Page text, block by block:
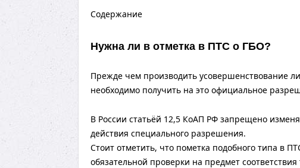
Содержание
Нужна ли в отметка в ПТС о ГБО?
Прежде чем производить усовершенствование
необходимо получить на это официальное
В России статьёй 12,5 КоАП РФ запрещено
действия специального разрешения.
Стоит отметить, что пометка подобного типа в
обязательной проверки на предмет